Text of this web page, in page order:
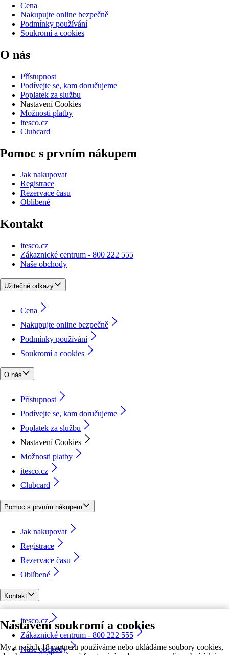
Nastavení soukromí a cookies
My a našich 18 partnerů používáme nebo ukládáme soubory cookies,
Cena
Nakupujte online bezpečně
Podmínky používání
Soukromí a cookies
O nás
Přístupnost
Podívejte se, kam doručujeme
Poplatek za službu
Nastavení Cookies
Možnosti platby
itesco.cz
Clubcard
Pomoc s prvním nákupem
Jak nakupovat
Registrace
Rezervace času
Oblíbené
Kontakt
itesco.cz
Zákaznické centrum - 800 222 555
Naše obchody
Užitečné odkazy
Cena
Nakupujte online bezpečně
Podmínky používání
Soukromí a cookies
O nás
Přístupnost
Podívejte se, kam doručujeme
Poplatek za službu
Nastavení Cookies
Možnosti platby
itesco.cz
Clubcard
Pomoc s prvním nákupem
Jak nakupovat
Registrace
Rezervace času
Oblíbené
Kontakt
itesco.cz
Zákaznické centrum - 800 222 555
Naše obchody